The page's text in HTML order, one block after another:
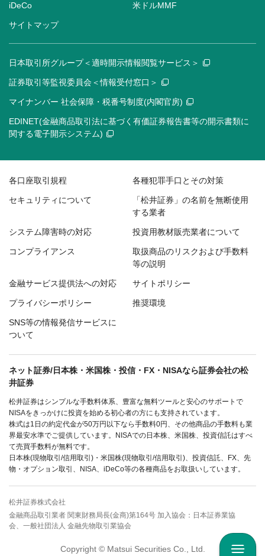
iDeCo 米ドルMMF
サイトマップ
日本取引所グループ＜適時開示情報閲覧サービス＞
証券取引等監視委員会＜情報受付窓口＞
マイナンバー 社会保障・税番号制度(内閣官房)
EDINET(金融商品取引法に基づく有価証券報告書等の開示書類に
関する電子開示システム)
各口座取引規程 各種犯罪手口とその対策
セキュリティについて
「松井証券」の名前を無断使用
する業者
システム障害時の対応 投資用教材販売業者について
コンプライアンス
取扱商品のリスクおよび手数料
等の説明
金融サービス提供法への対応 サイトポリシー
プライバシーポリシー 推奨環境
SNS等の情報発信サービスに
ついて
ネット証券/日本株・米国株・投信・FX・NISAなら証券会社の松
井証券
松井証券はシンプルな手数料体系、豊富な無料ツールと安心のサポートで
NISAをきっかけに投資を始める初心者の方にも支持されています。
株式は1日の約定代金が50万円以下なら手数料0円、その他商品の手数料も業
界最安水準でご提供しています。NISAでの日本株、米国株、投資信託はすべ
て売買手数料が無料です。
日本株(現物取引/信用取引)・米国株(現物取引/信用取引)、投資信託、FX、先
物・オプション取引、NISA、iDeCo等の各種商品をお取扱いしています。
松井証券株式会社
金融商品取引業者 関東財務局長(金商)第164号 加入協会：日本証券業協
会、一般社団法人 金融先物取引業協会
Copyright © Matsui Securities Co., Ltd.